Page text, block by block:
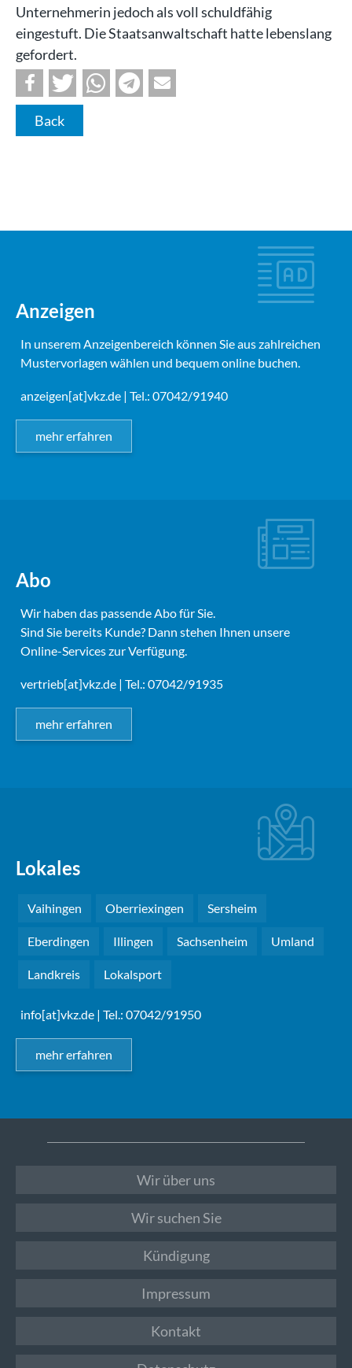
Unternehmerin jedoch als voll schuldfähig
eingestuft. Die Staatsanwaltschaft hatte lebenslang
gefordert.
Back
Anzeigen
In unserem Anzeigenbereich können Sie aus zahlreichen
Mustervorlagen wählen und bequem online buchen.
anzeigen[at]vkz.de | Tel.: 07042/91940
mehr erfahren
Abo
Wir haben das passende Abo für Sie.
Sind Sie bereits Kunde? Dann stehen Ihnen unsere
Online-Services zur Verfügung.
vertrieb[at]vkz.de | Tel.: 07042/91935
mehr erfahren
Lokales
Vaihingen Oberriexingen Sersheim
Eberdingen Illingen Sachsenheim Umland
Landkreis Lokalsport
info[at]vkz.de | Tel.: 07042/91950
mehr erfahren
Wir über uns
Wir suchen Sie
Kündigung
Impressum
Kontakt